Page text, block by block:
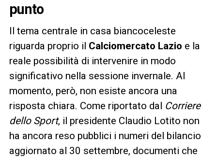
punto
Il tema centrale in casa biancoceleste
riguarda proprio il Calciomercato Lazio e la
reale possibilità di intervenire in modo
significativo nella sessione invernale. Al
momento, però, non esiste ancora una
risposta chiara. Come riportato dal Corriere
dello Sport, il presidente Claudio Lotito non
ha ancora reso pubblici i numeri del bilancio
aggiornato al 30 settembre, documenti che